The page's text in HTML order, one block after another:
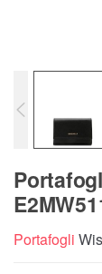
Portafogli